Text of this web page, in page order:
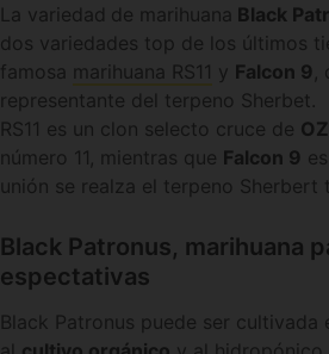
La variedad de marihuana Black
dos variedades top de los últimos
famosa
marihuana RS11 y Falcon 9 ,
representante del terpeno Sherbet.
RS11 es un clon selecto cruce de
número 11, mientras que Falcon 9 es
unión se realza el terpeno Sherbert
Black Patronus, marihuana
espectativas
Black Patronus puede ser